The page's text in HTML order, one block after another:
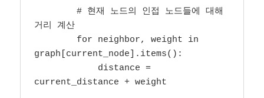
거리 계산
graph[current_node].items():
current_distance + weight